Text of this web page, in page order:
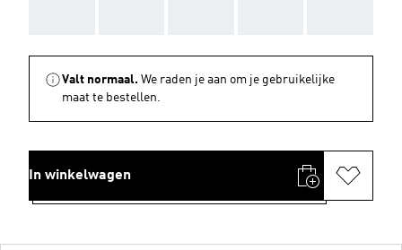
Valt normaal. We raden je aan om je gebruikelijke
maat te bestellen.
In winkelwagen